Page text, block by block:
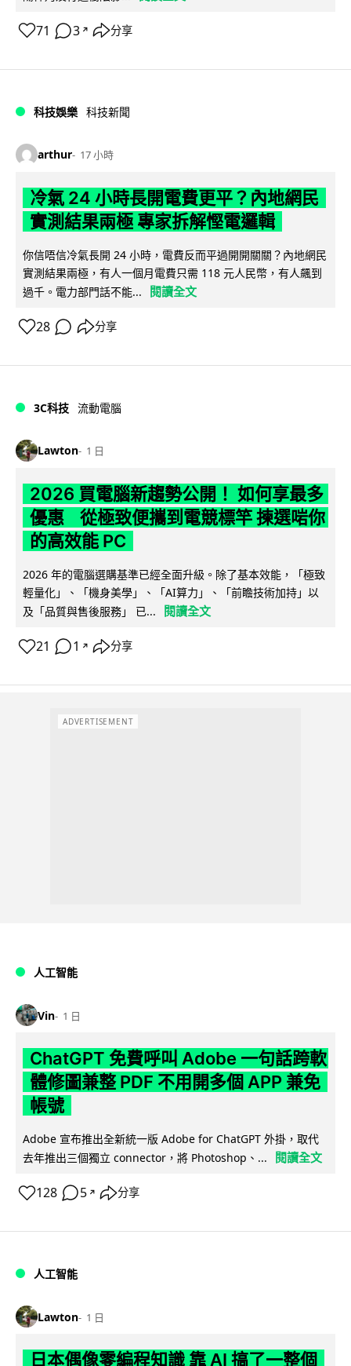
71 3 ↗ 分享
科技娛樂 科技新聞
arthur 17 小時
冷氣 24 小時長開電費更平？內地網民
實測結果兩極 專家拆解慳電邏輯
你信唔信冷氣長開 24 小時，電費反而平過開開關關？內地網民
實測結果兩極，有人一個月電費只需 118 元人民幣，有人飆到
過千。電力部門話不能...
閱讀全文
28 分享
3C科技 流動電腦
Lawton 1 日
2026 買電腦新趨勢公開！ 如何享最多
優惠 從極致便攜到電競標竿 揀選啱你
的高效能 PC
2026 年的電腦選購基準已經全面升級。除了基本效能，「極致
輕量化」、「機身美學」、「AI算力」、「前瞻技術加持」以
及「品質與售後服務」 已...
閱讀全文
21 1 ↗ 分享
ADVERTISEMENT
人工智能
Vin 1 日
ChatGPT 免費呼叫 Adobe 一句話跨軟
體修圖兼整 PDF 不用開多個 APP 兼免
帳號
Adobe 宣布推出全新統一版 Adobe for ChatGPT 外掛，取代
去年推出三個獨立 connector，將 Photoshop、...
閱讀全文
128 5 ↗ 分享
人工智能
Lawton 1 日
日本偶像零編程知識 靠 AI 搞了一整個